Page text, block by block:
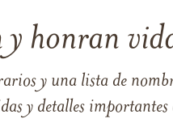
honran
y una lista de
y detalles